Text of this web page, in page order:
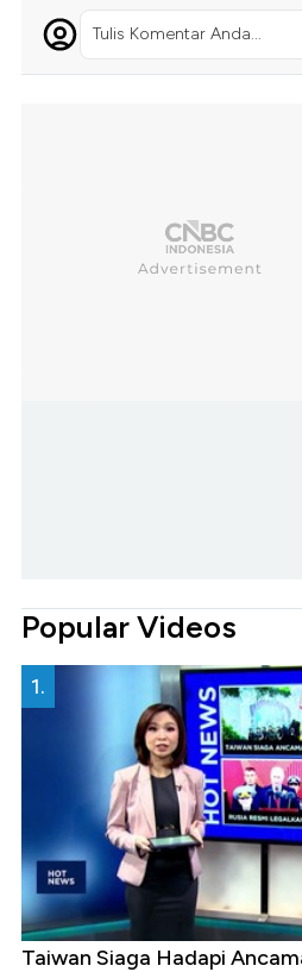
Tulis Komentar Anda...
Popular Videos
1.
Taiwan Siaga Hadapi